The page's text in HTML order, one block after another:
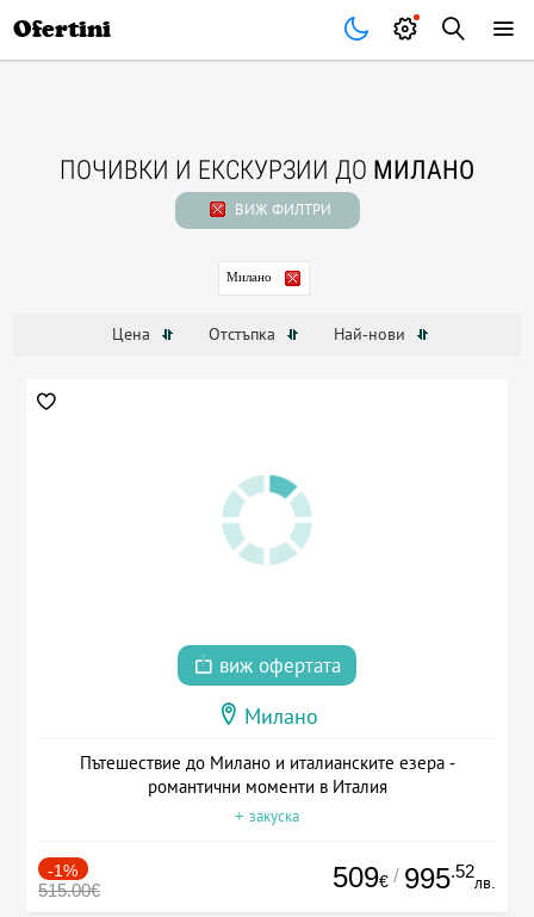
Ofertini
ПОЧИВКИ И ЕКСКУРЗИИ ДО МИЛАНО
ВИЖ ФИЛТРИ
Милано
Цена Отстъпка Най-нови
виж офертата
Милано
Пътешествие до Милано и италианските езера -
романтични моменти в Италия
+ закуска
-1%
515.00€ 509€ / 995.52
лв.